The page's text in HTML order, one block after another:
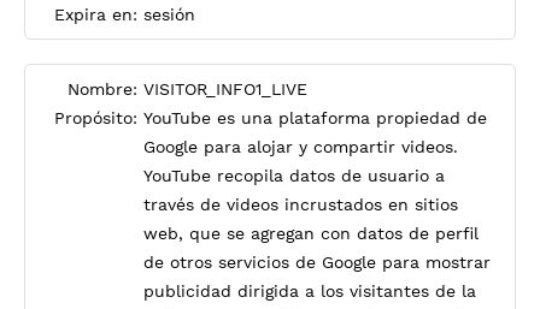
Expira en: sesión
Nombre: VISITOR_INFO1_LIVE
Propósito: YouTube es una plataforma propiedad de
Google para alojar y compartir videos.
YouTube recopila datos de usuario a
través de videos incrustados en sitios
web, que se agregan con datos de perfil
de otros servicios de Google para mostrar
publicidad dirigida a los visitantes de la